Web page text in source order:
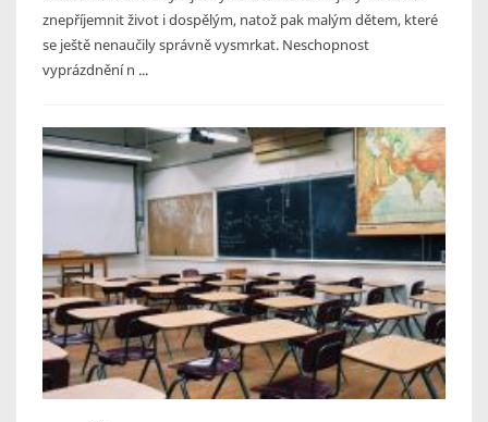
znepříjemnit život i dospělým, natož pak malým dětem, které
se ještě nenaučily správně vysmrkat. Neschopnost
vyprázdnění n ...